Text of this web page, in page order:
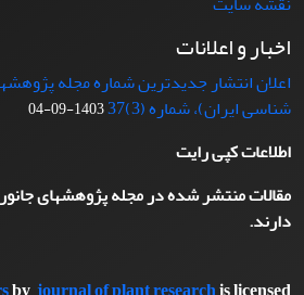
اخبار و اعلانات
اعلان انتشار جدیدترین شماره مجله
شناسی ایران)، شماره (3)37
1403-09-04
اطلاعات کپی رایت
مقالات منتشر شده در مجله پژوهشهای
دارند.